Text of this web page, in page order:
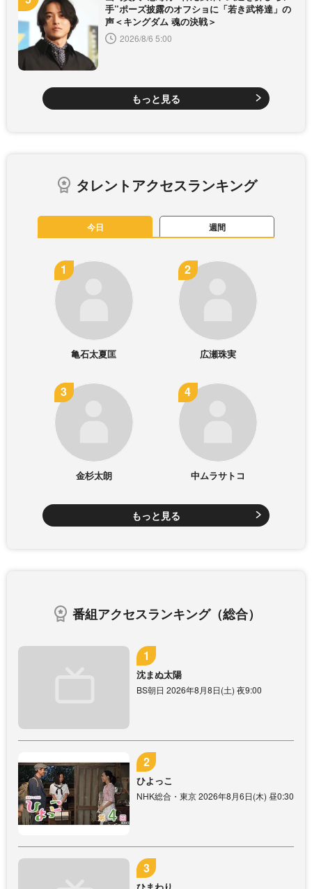
手”ポーズ披露のオフショに「若き武将達」の
声＜キングダム 魂の決戦＞
2026/8/6 5:00
もっと見る
タレントアクセスランキング
今日 週間
亀石太夏匡 広瀬珠実
金杉太朗 中ムラサトコ
もっと見る
番組アクセスランキング（総合）
沈まぬ太陽
BS朝日 2026年8月8日(土) 夜9:00
ひよっこ
NHK総合・東京 2026年8月6日(木) 昼0:30
ひまわり